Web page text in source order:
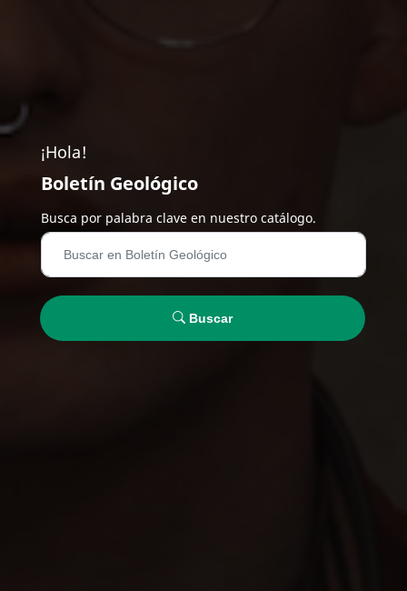
¡Hola!
Boletín Geológico
Busca por palabra clave en nuestro catálogo.
Buscar